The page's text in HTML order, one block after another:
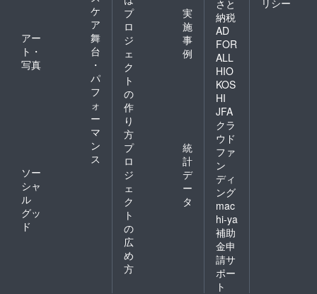
ケ
ア
アー
ト・
写真
舞
台
・
パ
フ
ォ
ー
マ
ン
ス
ソー
シャ
ル
グッ
ド
プ
ロ
ジ
ェ
ク
ト
の
作
り
方
実
施
事
例
プ
ロ
ジ
ェ
ク
ト
の
広
め
方
統
計
デ
ー
タ
さと
納税
AD
FOR
ALL
HIO
KOS
HI
JFA
クラ
ウド
ファ
ン
ディ
ング
mac
hi-ya
補助
金申
請サ
ポー
ト